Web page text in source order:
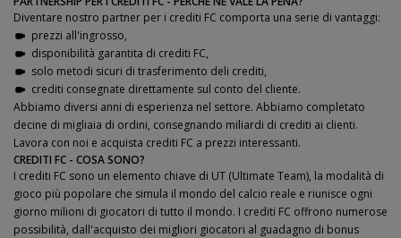
Diventare nostro partner per i crediti FC comporta una serie di vantaggi:
prezzi all'ingrosso,
disponibilità garantita di crediti FC,
solo metodi sicuri di trasferimento deli crediti,
crediti consegnate direttamente sul conto del cliente.
Abbiamo diversi anni di esperienza nel settore. Abbiamo completato
decine di migliaia di ordini, consegnando miliardi di crediti ai clienti.
Lavora con noi e acquista crediti FC a prezzi interessanti.
CREDITI FC - COSA SONO?
I crediti FC sono un elemento chiave di UT (Ultimate Team), la modalità di
gioco più popolare che simula il mondo del calcio reale e riunisce ogni
giorno milioni di giocatori di tutto il mondo. I crediti FC offrono numerose
possibilità, dall'acquisto dei migliori giocatori al guadagno di bonus